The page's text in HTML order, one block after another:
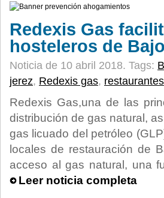
Redexis Gas
hosteleros de
Noticia de 10 abril 2018. Tags:
jerez, Redexis gas, restaurantes
Redexis Gas,una de las
distribución de gas natural,
gas licuado del petróleo
locales de restauración de
acceso al gas natural, una
Leer noticia completa